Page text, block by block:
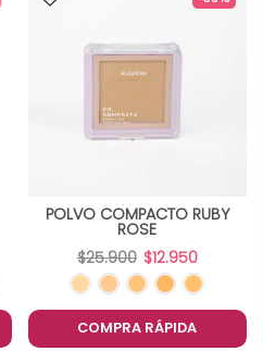
POLVO COMPACTO RUBY
ROSE
$25.900 $12.950
COMPRA RÁPIDA